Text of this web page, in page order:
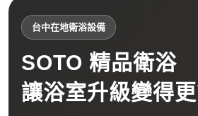
台中在地衛浴設備
SOTO 精品衛浴
讓浴室升級變得